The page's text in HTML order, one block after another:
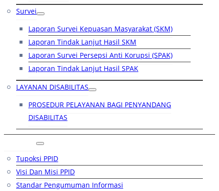
Survei
Laporan Survei Kepuasan Masyarakat (SKM)
Laporan Tindak Lanjut Hasil SKM
Laporan Survei Persepsi Anti Korupsi (SPAK)
Laporan Tindak Lanjut Hasil SPAK
LAYANAN DISABILITAS
PROSEDUR PELAYANAN BAGI PENYANDANG
DISABILITAS
Tupoksi PPID
Visi Dan Misi PPID
Standar Pengumuman Informasi